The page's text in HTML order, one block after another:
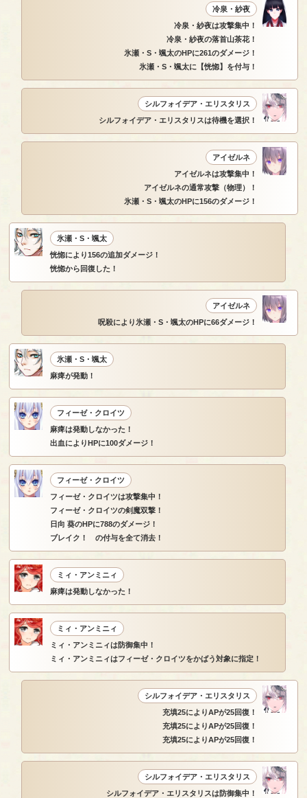
冷泉・紗夜
冷泉・紗夜は攻撃集中！
冷泉・紗夜の落首山茶花！
氷瀬・S・颯太のHPに261のダメージ！
氷瀬・S・颯太に【恍惚】を付与！
シルフォイデア・エリスタリス
シルフォイデア・エリスタリスは待機を選択！
アイゼルネ
アイゼルネは攻撃集中！
アイゼルネの通常攻撃（物理）！
氷瀬・S・颯太のHPに156のダメージ！
氷瀬・S・颯太
恍惚により156の追加ダメージ！
恍惚から回復した！
アイゼルネ
呪殺により氷瀬・S・颯太のHPに66ダメージ！
氷瀬・S・颯太
麻痺が発動！
フィーゼ・クロイツ
麻痺は発動しなかった！
出血によりHPに100ダメージ！
フィーゼ・クロイツ
フィーゼ・クロイツは攻撃集中！
フィーゼ・クロイツの剣魔双撃！
日向 葵のHPに788のダメージ！
ブレイク！ の付与を全て消去！
ミィ・アンミニィ
麻痺は発動しなかった！
ミィ・アンミニィ
ミィ・アンミニィは防御集中！
ミィ・アンミニィはフィーゼ・クロイツをかばう対象に指定！
シルフォイデア・エリスタリス
充填25によりAPが25回復！
充填25によりAPが25回復！
充填25によりAPが25回復！
シルフォイデア・エリスタリス
シルフォイデア・エリスタリスは防御集中！